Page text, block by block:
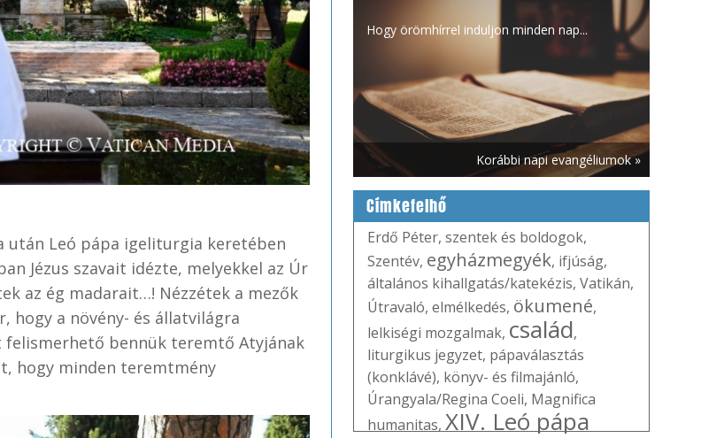
Leó pápa igeliturgia keretében
Jézus szavait idézte, melyekkel az Úr
az ég madarait…! Nézzétek a mezők
hogy a növény- és állatvilágra
bennük teremtő Atyjának
hogy minden teremtmény
Hogy örömhírrel induljon minden nap...
Korábbi napi evangéliumok »
Címkefelhő
Erdő Péter, szentek és boldogok,
Szentév, egyházmegyék, ifjúság,
általános kihallgatás/katekézis, Vatikán,
Útravaló, elmélkedés, ökumené,
lelkiségi mozgalmak, család,
liturgikus jegyzet, pápaválasztás
(konklávé), könyv- és filmajánló,
Úrangyala/Regina Coeli, Magnifica
humanitas, XIV. Leó pápa